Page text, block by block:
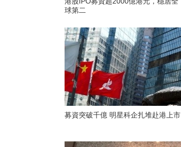
球第二
募資突破千億 明星科企扎堆赴港上市